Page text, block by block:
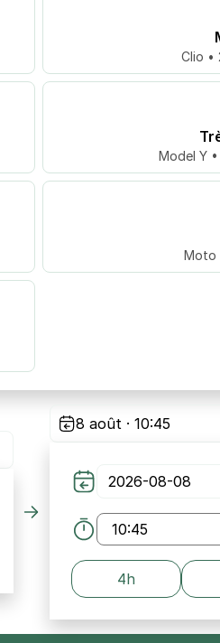
Clio •
Model Y
Moto
8 août · 10:45
4h